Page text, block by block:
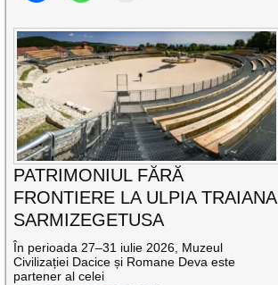
PATRIMONIUL FĂRĂ
FRONTIERE LA ULPIA TRAIANA
SARMIZEGETUSA
În perioada 27–31 iulie 2026, Muzeul
Civilizației Dacice și Romane Deva este
partener al celei